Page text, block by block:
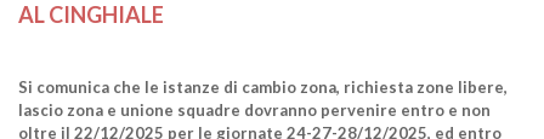
AL CINGHIALE
Si comunica che le istanze di cambio zona, richiesta zone libere,
lascio zona e unione squadre dovranno pervenire entro e non
oltre il 22/12/2025 per le giornate 24-27-28/12/2025, ed entro